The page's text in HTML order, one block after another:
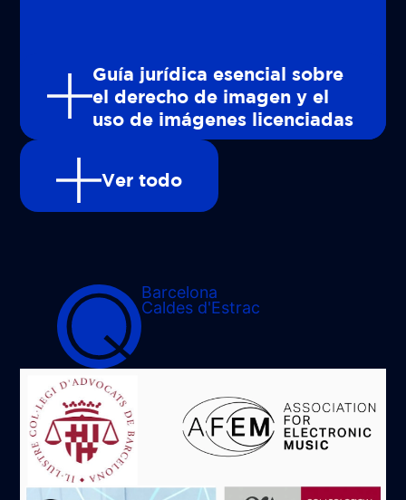
Guía jurídica esencial sobre
el derecho de imagen y el
uso de imágenes licenciadas
Ver todo
Barcelona
Caldes d'Estrac